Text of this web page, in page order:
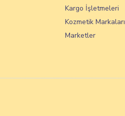
Kargo İşletmeleri
Kozmetik Markaları
Marketler